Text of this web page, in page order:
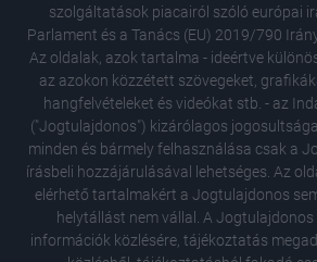
szolgáltatások piacairól szóló európai
Parlament és a Tanács (EU) 2019/790
Az oldalak, azok tartalma - ideértve
az azokon közzétett szövegeket,
hangfelvételeket és videókat stb. - az
("Jogtulajdonos") kizárólagos
minden és bármely felhasználása csak a
írásbeli hozzájárulásával lehetséges. Az
elérhető tartalmakért a Jogtulajdonos
helytállást nem vállal. A
információk közlésére, tájékoztatás